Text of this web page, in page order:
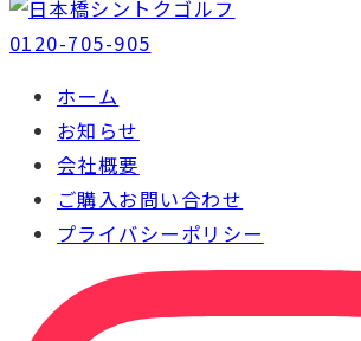
0120-705-905
ホーム
お知らせ
会社概要
ご購入お問い合わせ
プライバシーポリシー